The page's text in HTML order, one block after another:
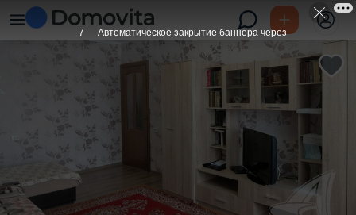
6 Автоматическое закрытие баннера через